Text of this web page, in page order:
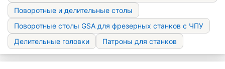
Поворотные и делительные столы
Поворотные столы GSA для фрезерных станков с ЧПУ
Делительные головки
Патроны для станков